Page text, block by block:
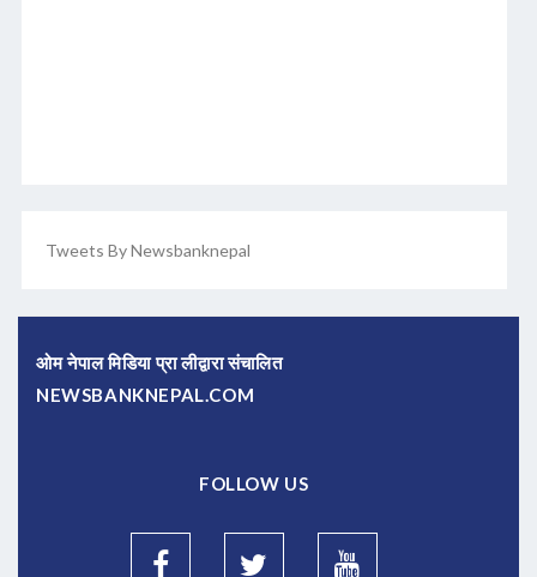
Tweets By Newsbanknepal
ओम नेपाल मिडिया प्रा लीद्वारा संचालित
NEWSBANKNEPAL.COM
FOLLOW US